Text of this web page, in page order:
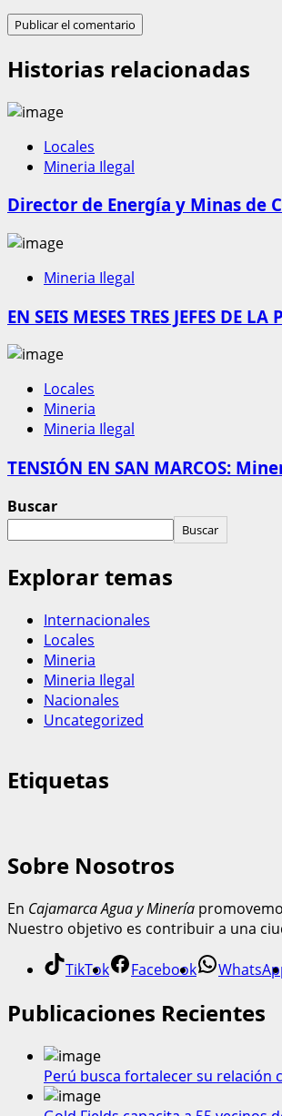
Historias relacionadas
Locales
Mineria Ilegal
Director de Energía y Minas de
Mineria Ilegal
EN SEIS MESES TRES JEFES DE
Locales
Mineria
Mineria Ilegal
TENSIÓN EN SAN MARCOS:
Buscar
Buscar
Explorar temas
Internacionales
Locales
Mineria
Mineria Ilegal
Nacionales
Uncategorized
Etiquetas
Sobre Nosotros
En Cajamarca Agua y Minería
Nuestro objetivo es contribuir a una
TikTok Facebook
Publicaciones Recientes
Perú busca fortalecer su relación